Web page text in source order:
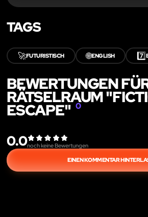
TAGS
🚀FUTURISTISCH 🌐ENGLISH 7️⃣
BEWERTUNGEN
RÄTSELRAUM
ESCAPE"0
0.0noch keine Bewertungen
EINEN KOMMENTAR